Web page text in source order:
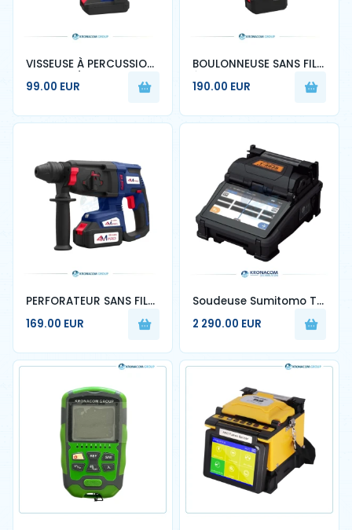
VISSEUSE À PERCUSSION
20V 2AH / 4AH 4M PRO
– KRONACOM
99.00 EUR
BOULONNEUSE SANS FIL
ÉLECTRIQUE 4M PRO –
KRONACOM
190.00 EUR
PERFORATEUR SANS FIL
4M PRO – KRONACOM
169.00 EUR
Soudeuse Sumitomo T-
402S
2 290.00 EUR